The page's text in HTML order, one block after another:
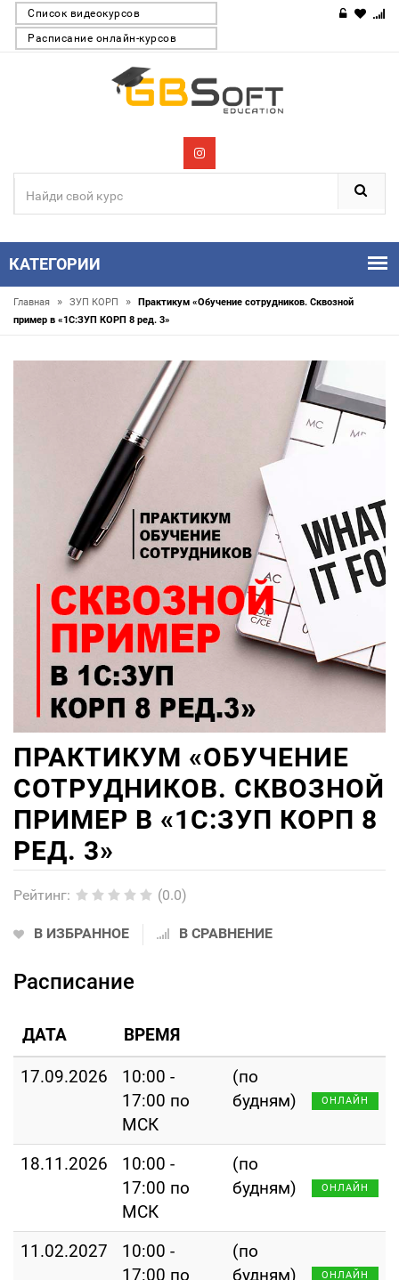
Список видеокурсов
Расписание онлайн-курсов
КАТЕГОРИИ
Главная » ЗУП КОРП »
Практикум «Обучение сотрудников. Сквозной
пример в «1С:ЗУП КОРП 8 ред. 3»
ПРАКТИКУМ «ОБУЧЕНИЕ
СОТРУДНИКОВ. СКВОЗНОЙ
ПРИМЕР В «1С:ЗУП КОРП 8
РЕД. 3»
Рейтинг: (0.0)
В ИЗБРАННОЕ В СРАВНЕНИЕ
Расписание
ДАТА ВРЕМЯ
17.09.2026
10:00 -
17:00 по
МСК
(по
будням)
ОНЛАЙН
18.11.2026
10:00 -
17:00 по
МСК
(по
будням)
ОНЛАЙН
11.02.2027
10:00 -
17:00 по
(по
будням)
ОНЛАЙН